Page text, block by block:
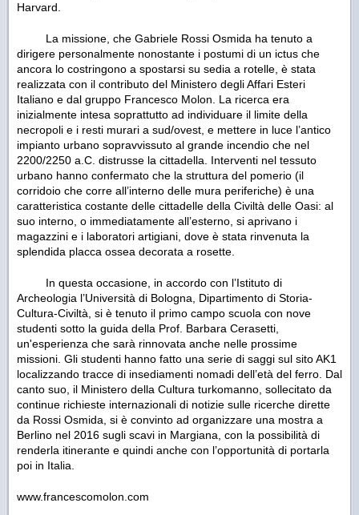
Harvard.
La missione, che Gabriele Rossi Osmida ha tenuto a
dirigere personalmente nonostante i postumi di un ictus che
ancora lo costringono a spostarsi su sedia a rotelle, è stata
realizzata con il contributo del Ministero degli Affari Esteri
Italiano e dal gruppo Francesco Molon. La ricerca era
inizialmente intesa soprattutto ad individuare il limite della
necropoli e i resti murari a sud/ovest, e mettere in luce l’antico
impianto urbano sopravvissuto al grande incendio che nel
2200/2250 a.C. distrusse la cittadella. Interventi nel tessuto
urbano hanno confermato che la struttura del pomerio (il
corridoio che corre all’interno delle mura periferiche) è una
caratteristica costante delle cittadelle della Civiltà delle Oasi: al
suo interno, o immediatamente all’esterno, si aprivano i
magazzini e i laboratori artigiani, dove è stata rinvenuta la
splendida placca ossea decorata a rosette.
In questa occasione, in accordo con l’Istituto di
Archeologia l’Università di Bologna, Dipartimento di Storia-
Cultura-Civiltà, si è tenuto il primo campo scuola con nove
studenti sotto la guida della Prof. Barbara Cerasetti,
un'esperienza che sarà rinnovata anche nelle prossime
missioni. Gli studenti hanno fatto una serie di saggi sul sito AK1
localizzando tracce di insediamenti nomadi dell’età del ferro. Dal
canto suo, il Ministero della Cultura turkomanno, sollecitato da
continue richieste internazionali di notizie sulle ricerche dirette
da Rossi Osmida, si è convinto ad organizzare una mostra a
Berlino nel 2016 sugli scavi in Margiana, con la possibilità di
renderla itinerante e quindi anche con l’opportunità di portarla
poi in Italia.
www.francescomolon.com